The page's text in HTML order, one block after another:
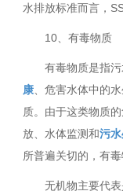
水排放标准而言，
10、有毒物质
有毒物质是指
康 、危害水体中的
质。由于这类物质
放、水体监测和污
所普遍关切的，有
无机物主要代